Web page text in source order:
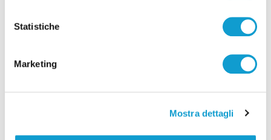
Statistiche
Marketing
Mostra dettagli